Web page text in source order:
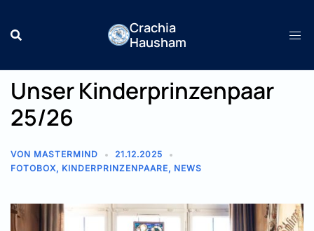
Inhalt
springen
Crachia
Hausham
Unser Kinderprinzenpaar
25/26
VON MASTERMIND
21.12.2025
FOTOBOX, KINDERPRINZENPAARE, NEWS